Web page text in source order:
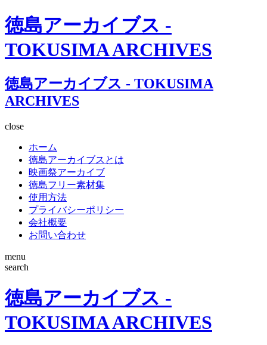
徳島アーカイブス -
TOKUSIMA ARCHIVES
徳島アーカイブス - TOKUSIMA
ARCHIVES
close
ホーム
徳島アーカイブスとは
映画祭アーカイブ
徳島フリー素材集
使用方法
プライバシーポリシー
会社概要
お問い合わせ
menu
search
徳島アーカイブス -
TOKUSIMA ARCHIVES